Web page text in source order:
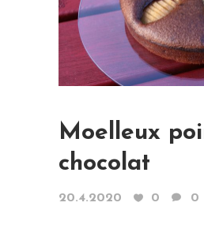
Moelleux
chocolat
20.4.2020 0 0